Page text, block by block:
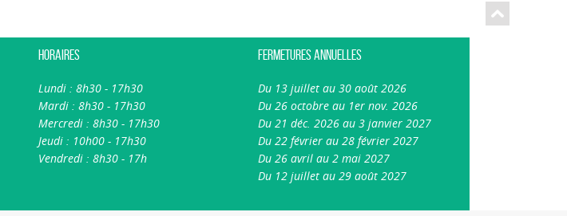
Horaires
Lundi : 8h30 - 17h30
Mardi : 8h30 - 17h30
Mercredi : 8h30 - 17h30
Jeudi : 10h00 - 17h30
Vendredi : 8h30 - 17h
Fermetures annuelles
Du 13 juillet au 30 août 2026
Du 26 octobre au 1er nov. 2026
Du 21 déc. 2026 au 3 janvier 2027
Du 22 février au 28 février 2027
Du 26 avril au 2 mai 2027
Du 12 juillet au 29 août 2027